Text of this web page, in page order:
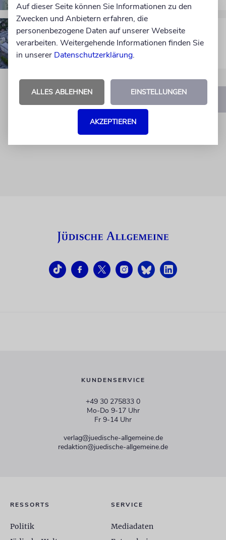
THÜRINGEN
Universität Jena berät über Umgang mit
israelischen Partnern
KUNDENSERVICE
+49 30 275833 0
Mo-Do 9-17 Uhr
Fr 9-14 Uhr
verlag@juedische-allgemeine.de
redaktion@juedische-allgemeine.de
RESSORTS
Politik
SERVICE
Mediadaten
Auf dieser Seite können Sie Informationen zu den
Zwecken und Anbietern erfahren, die
personenbezogene Daten auf unserer Webseite
verarbeiten. Weitergehende Informationen finden Sie
in unserer Datenschutzerklärung.
ALLES ABLEHNEN EINSTELLUNGEN
AKZEPTIEREN